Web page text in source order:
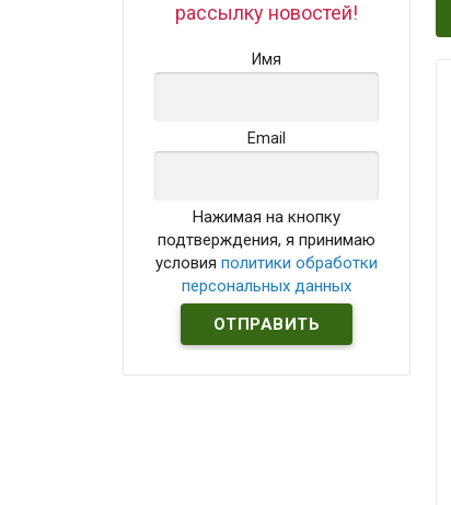
рассылку новостей!
Имя
Email
Нажимая на кнопку
подтверждения, я принимаю
условияполитики обработки
персональных данных